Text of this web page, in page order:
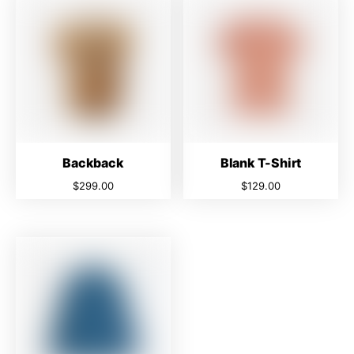
Backback
$299.00
Blank T-Shirt
$129.00